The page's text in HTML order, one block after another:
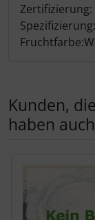
Zertifizierung:
Kunden,
haben